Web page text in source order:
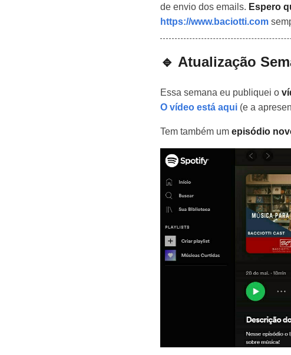
de envio dos emails. Espero
https://www.baciotti.com
🔹 Atualização
Essa semana eu publiquei o
O vídeo está aqui (e a
Tem também um episódio